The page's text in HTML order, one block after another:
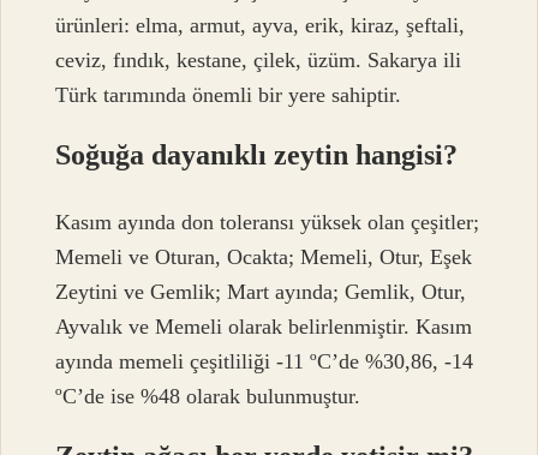
ürünleri: elma, armut, ayva, erik, kiraz, şeftali,
ceviz, fındık, kestane, çilek, üzüm. Sakarya ili
Türk tarımında önemli bir yere sahiptir.
Soğuğa dayanıklı zeytin hangisi?
Kasım ayında don toleransı yüksek olan çeşitler;
Memeli ve Oturan, Ocakta; Memeli, Otur, Eşek
Zeytini ve Gemlik; Mart ayında; Gemlik, Otur,
Ayvalık ve Memeli olarak belirlenmiştir. Kasım
ayında memeli çeşitliliği -11 ºC’de %30,86, -14
ºC’de ise %48 olarak bulunmuştur.